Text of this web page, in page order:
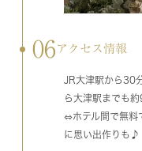
06 アクセス情報
JR大津駅から30
ら大津駅までも
⇔ホテル間で無料
に思い出作りも♪